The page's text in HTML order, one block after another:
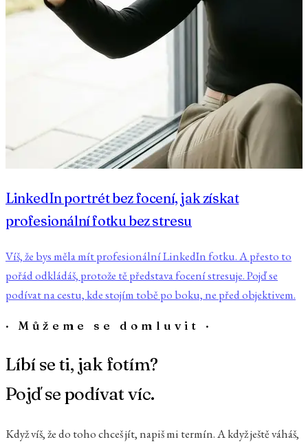
LinkedIn portrét bez focení, jak získat
profesionální fotku bez stresu
Víš, že bys měla mít profesionální LinkedIn fotku. A přesto to
pořád odkládáš, protože tě představa focení stresuje. Pojď se
podívat na cestu, kde stojím tobě po boku, ne před objektivem.
· Můžeme se domluvit ·
Líbí se ti, jak fotím?
Pojď se podívat víc.
Když víš, že do toho chceš jít, napiš mi termín. A když ještě váháš,